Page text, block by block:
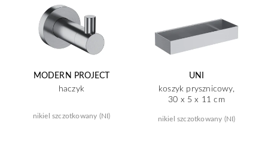
MODERN PROJECT
haczyk
nikiel szczotkowany (NI)
UNI
koszyk prysznicowy,
30 x 5 x 11 cm
nikiel szczotkowany (NI)